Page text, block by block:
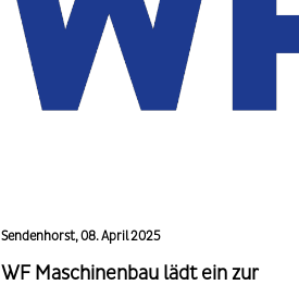
Sendenhorst, 08. April 2025
WF Maschinenbau lädt ein zur